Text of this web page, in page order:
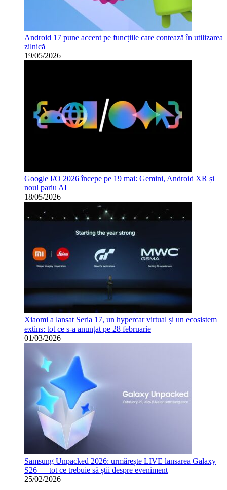
Android 17 pune accent pe funcțiile care contează în utilizarea
zilnică
19/05/2026
Google I/O 2026 începe pe 19 mai: Gemini, Android XR și
noul pariu AI
18/05/2026
Xiaomi a lansat Seria 17, un hypercar virtual și un ecosistem
extins: tot ce s-a anunțat pe 28 februarie
01/03/2026
Samsung Unpacked 2026: urmărește LIVE lansarea Galaxy
S26 — tot ce trebuie să știi despre eveniment
25/02/2026